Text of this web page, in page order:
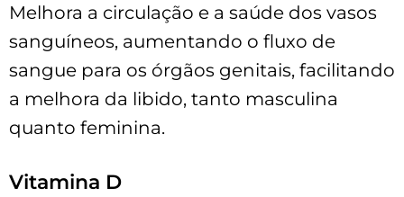
Melhora a circulação e a saúde dos vasos
sanguíneos, aumentando o fluxo de
sangue para os órgãos genitais, facilitando
a melhora da libido, tanto masculina
quanto feminina.
Vitamina D